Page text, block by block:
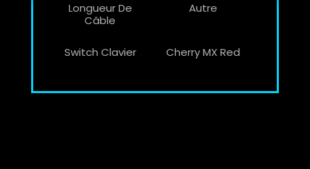
Longueur De
Câble
Autre
Switch Clavier Cherry MX Red